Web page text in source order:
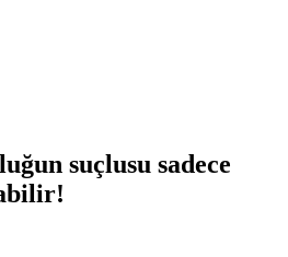
suçlusu sadece